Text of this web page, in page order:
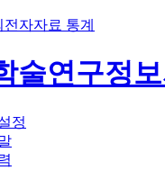
전자자료 통계
정